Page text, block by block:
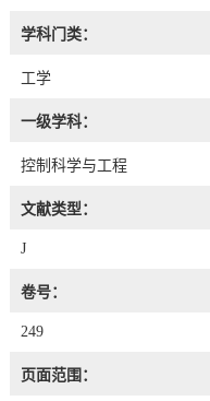
学科门类：
工学
一级学科：
控制科学与工程
文献类型：
J
卷号：
249
页面范围：